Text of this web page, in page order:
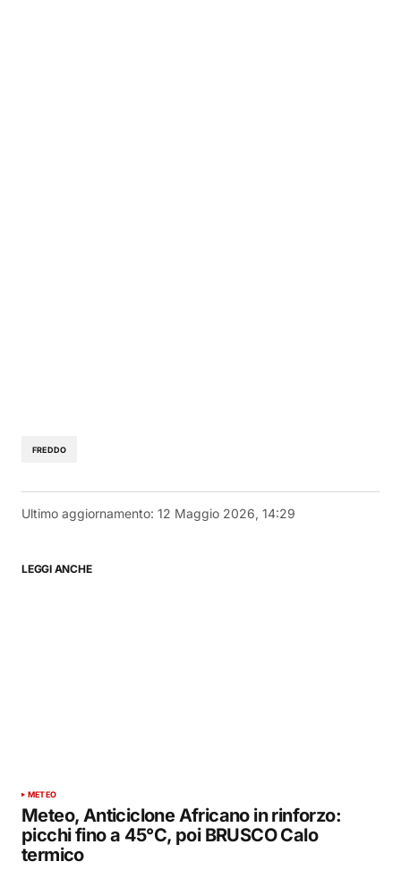
FREDDO
Ultimo aggiornamento: 12 Maggio 2026, 14:29
LEGGI ANCHE
METEO
Meteo, Anticiclone Africano in rinforzo:
picchi fino a 45°C, poi BRUSCO Calo
termico